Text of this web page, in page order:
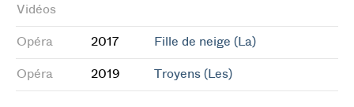
Vidéos
Opéra 2017 Fille de neige (La)
Opéra 2019 Troyens (Les)